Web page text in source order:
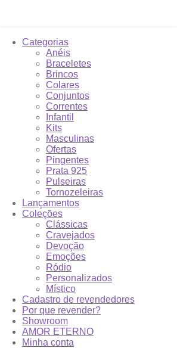
Categorias
Anéis
Braceletes
Brincos
Colares
Conjuntos
Correntes
Infantil
Kits
Masculinas
Ofertas
Pingentes
Prata 925
Pulseiras
Tornozeleiras
Lançamentos
Coleções
Clássicas
Cravejados
Devoção
Emoções
Ródio
Personalizados
Místico
Cadastro de revendedores
Por que revender?
Showroom
AMOR ETERNO
Minha conta